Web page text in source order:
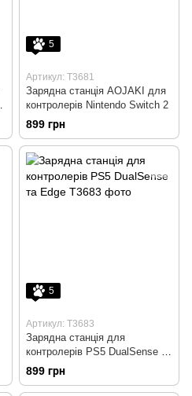
5
Артикул: T3681
Зарядна станція AOJAKI для
контролерів Nintendo Switch 2
899 грн
5
Артикул: T3683
Зарядна станція для
контролерів PS5 DualSense та
Edge
899 грн